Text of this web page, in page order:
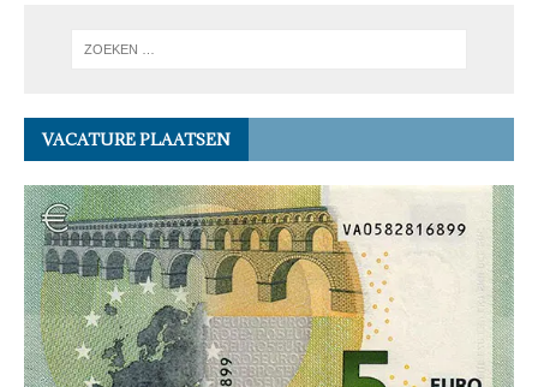
VACATURE PLAATSEN